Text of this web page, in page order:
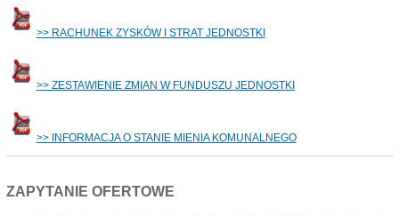
>> RACHUNEK ZYSKÓW I STRAT JEDNOSTKI
>> ZESTAWIENIE ZMIAN W FUNDUSZU JEDNOSTKI
>> INFORMACJA O STANIE MIENIA KOMUNALNEGO
ZAPYTANIE OFERTOWE